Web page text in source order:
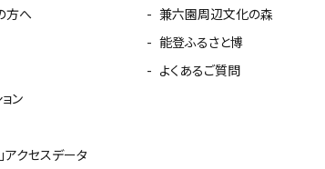
方へ
ン
アクセスデータ
兼六園周辺文化の森
能登ふるさと博
よくあるご質問